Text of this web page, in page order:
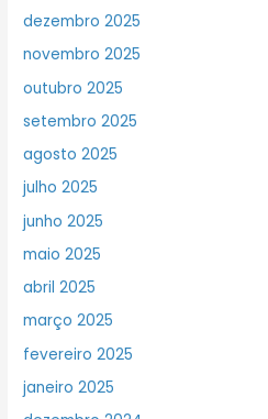
dezembro 2025
novembro 2025
outubro 2025
setembro 2025
agosto 2025
julho 2025
junho 2025
maio 2025
abril 2025
março 2025
fevereiro 2025
janeiro 2025